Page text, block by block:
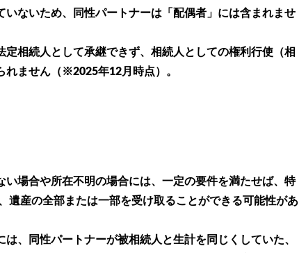
ないため、同性パートナーは「配偶者」には含まれませ
相続人として承継できず、相続人としての権利行使（相
ません（※2025年12月時点）。
場合や所在不明の場合には、一定の要件を満たせば、特
遺産の全部または一部を受け取ることができる可能性があ
、同性パートナーが被相続人と生計を同じくしていた、